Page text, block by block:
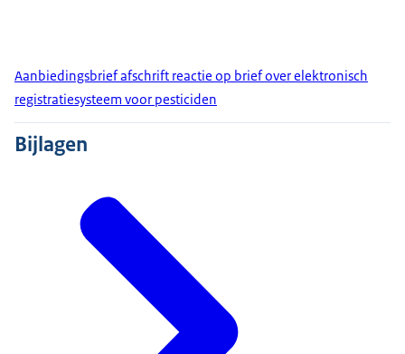
Aanbiedingsbrief afschrift reactie op brief over elektronisch
registratiesysteem voor pesticiden
Bijlagen